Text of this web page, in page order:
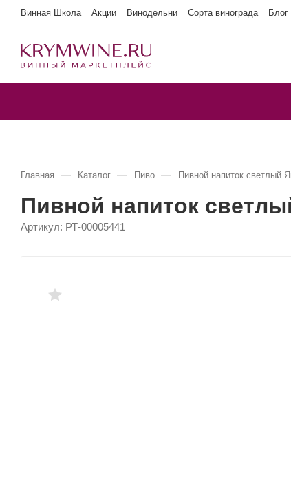
Винная Школа Акции Винодельни Сорта винограда Блог
Главная — Каталог — Пиво — Пивной напиток
Пивной напиток
Артикул: РТ-00005441